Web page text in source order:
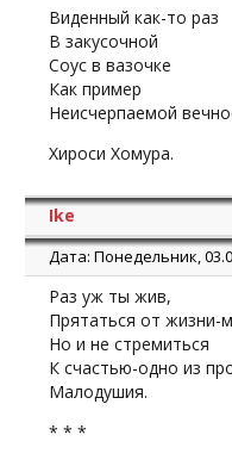
Виденный как-то раз
В закусочной
Соус в вазочке
Как пример
Неисчерпаемой
Хироси Хомура.
Ike
Дата: Понедельник,
Раз уж ты жив,
Прятаться от жизни-
Но и не стремиться
К счастью-одно из
Малодушия.
* * *